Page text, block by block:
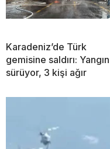
Karadeniz’de Türk
gemisine saldırı: Yangın
sürüyor, 3 kişi ağır